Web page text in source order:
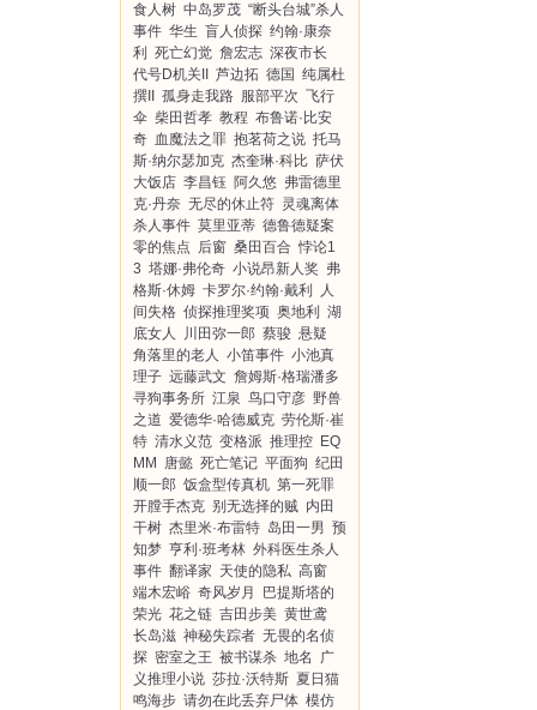
食人树 中岛罗茂 “断头台城”杀人
事件 华生 盲人侦探 约翰·康奈
利
死亡幻觉 詹宏志 深夜市长
代号D机关II
芦边拓 德国 纯属杜
撰II
孤身走我路 服部平次 飞行
伞 柴田哲孝 教程 布鲁诺·比安
奇 血魔法之罪 抱茗荷之说 托马
斯·纳尔瑟加克 杰奎琳·科比 萨伏
大饭店 李昌钰 阿久悠 弗雷德里
克·丹奈 无尽的休止符 灵魂离体
杀人事件 莫里亚蒂 德鲁德疑案
零的焦点 后窗 桑田百合 悖论1
3 塔娜·弗伦奇 小说昂新人奖 弗
格斯·休姆 卡罗尔·约翰·戴利
人
间失格 侦探推理奖项 奥地利
湖
底女人
川田弥一郎 蔡骏 悬疑
角落里的老人 小笛事件 小池真
理子 远藤武文 詹姆斯·格瑞潘多
寻狗事务所 江泉 鸟口守彦 野兽
之道 爱德华·哈德威克 劳伦斯·崔
特 清水义范 变格派 推理控 EQ
MM
唐懿 死亡笔记 平面狗 纪田
顺一郎 饭盒型传真机 第一死罪
开膛手杰克 别无选择的贼 内田
干树 杰里米·布雷特 岛田一男 预
知梦 亨利·班考林 外科医生杀人
事件 翻译家 天使的隐私 高窗
端木宏峪 奇风岁月
巴提斯塔的
荣光 花之链 吉田步美 黄世鸢
长岛滋 神秘失踪者 无畏的名侦
探 密室之王 被书谋杀 地名
广
义推理小说 莎拉·沃特斯 夏日猫
鸣海步 请勿在此丢弃尸体 模仿